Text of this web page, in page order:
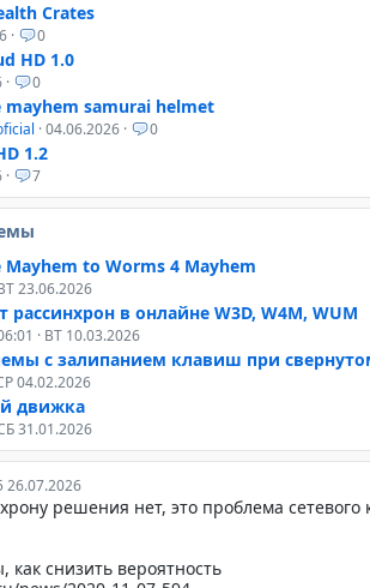
Crates
· 0
HD 1.0
0
samurai helmet
· 04.06.2026 · 0
1.2
7
to Worms 4 Mayhem
23.06.2026
рассинхрон в онлайне W3D, W4M, WUM
· ВТ 10.03.2026
с залипанием клавиш при
04.02.2026
движка
31.01.2026